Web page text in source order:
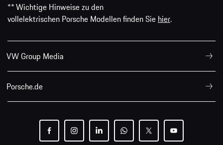
** Wichtige Hinweise zu den
vollelektrischen Porsche Modellen finden Sie hier.
VW Group Media
Porsche.de